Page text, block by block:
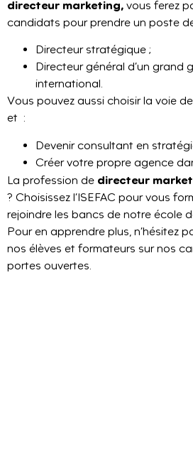
directeur marketing, vous ferez
candidats pour prendre un poste
Directeur stratégique ;
Directeur général d’un grand
international.
Vous pouvez aussi choisir la voie
et :
Devenir consultant en
Créer votre propre agence
La profession de directeur
? Choisissez l’ISEFAC pour vous
rejoindre les bancs de notre école
Pour en apprendre plus, n’hésitez
nos élèves et formateurs sur nos
portes ouvertes.